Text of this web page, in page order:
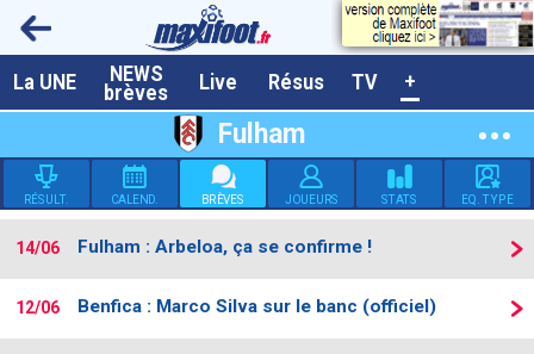
La UNE NEWS
brèves Live Résus TV +
Fulham
RÉSULT. CALEND. BRÈVES JOUEURS STATS EQ. TYPE
14/06 Fulham : Arbeloa, ça se confirme !
12/06 Benfica : Marco Silva sur le banc (officiel)
A la UNE
Live / Matchs en direct
Résultats et Classements
Class. buteurs européens
Programme TV foot
Vidéos